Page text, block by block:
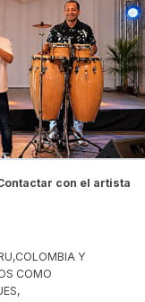
con el artista
Y
COMO